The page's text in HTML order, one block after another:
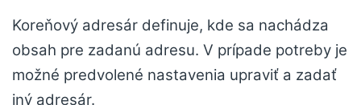
Koreňový adresár definuje, kde sa nachádza
obsah pre zadanú adresu. V prípade potreby je
možné predvolené nastavenia upraviť a zadať
iný adresár.